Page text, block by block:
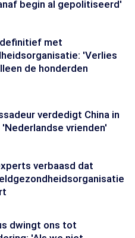
begin al gepolitiseerd'
met
'Verlies
de honderden
verdedigt China in
vrienden'
verbaasd dat
dwingt ons tot